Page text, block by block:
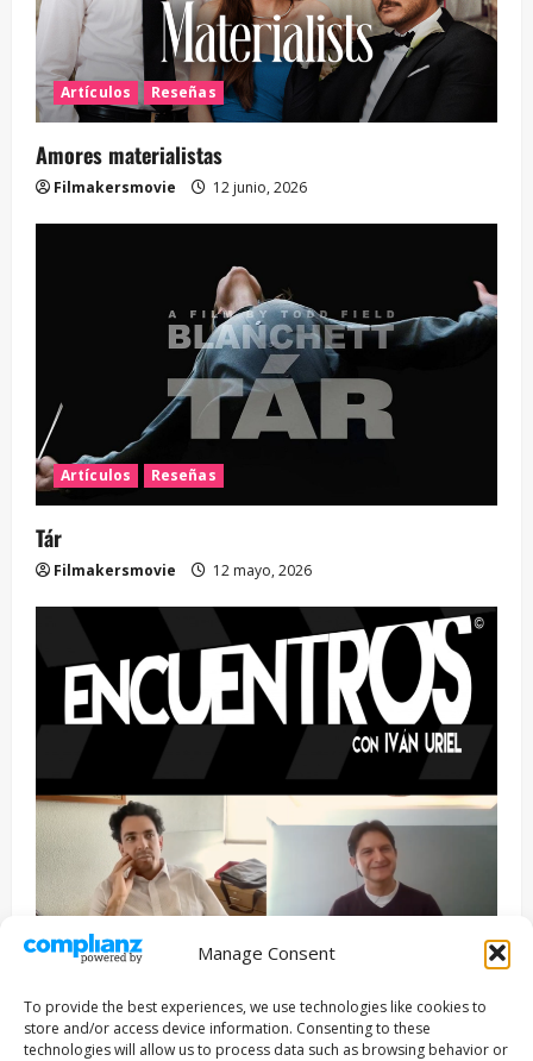
Manage Consent
To provide the best experiences, we use technologies like cookies to
store and/or access device information. Consenting to these
technologies will allow us to process data such as browsing behavior or
Artículos Reseñas
Amores materialistas
Filmakersmovie 12 junio, 2026
Artículos Reseñas
Tár
Filmakersmovie 12 mayo, 2026
Entrevista Series
ENCUENTROS CON IVÁN URIEL T3E22: JUAN PATRICIO
RIVEROLL